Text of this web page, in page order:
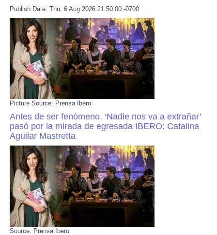
Publish Date: Thu, 6 Aug 2026 21:50:00 -0700
Picture Source: Prensa Ibero
Antes de ser fenómeno, ‘Nadie nos va a extrañar’
pasó por la mirada de egresada IBERO: Catalina
Aguilar Mastretta
Source: Prensa Ibero